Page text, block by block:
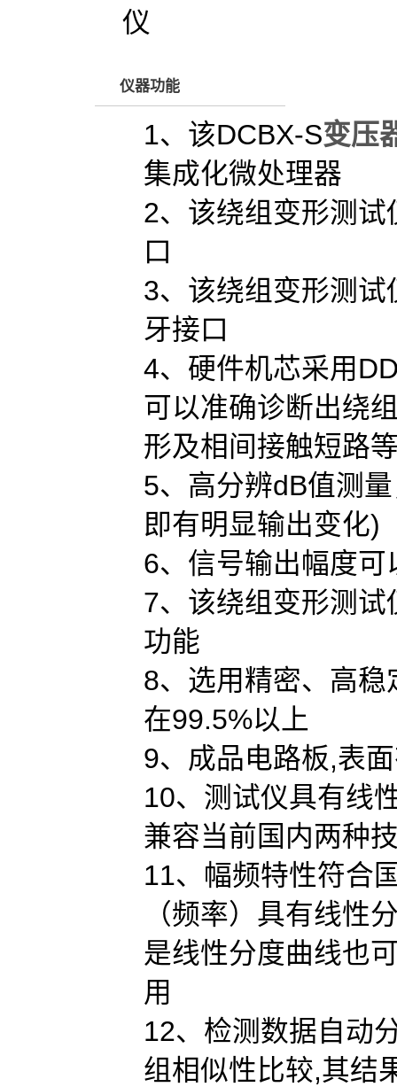
仪
仪器功能
1、该DCBX-S变压
集成化微处理器
2、该绕组变形测
口
3、该绕组变形测
牙接口
4、硬件机芯采用
可以准确诊断出绕
形及相间接触短路
5、高分辨dB值测
即有明显输出变化)
6、信号输出幅度
7、该绕组变形测
功能
8、选用精密、高
在99.5%以上
9、成品电路板,表
10、测试仪具有线
兼容当前国内两种
11、幅频特性符合
（频率）具有线性
是线性分度曲线也
用
12、检测数据自动
组相似性比较,其